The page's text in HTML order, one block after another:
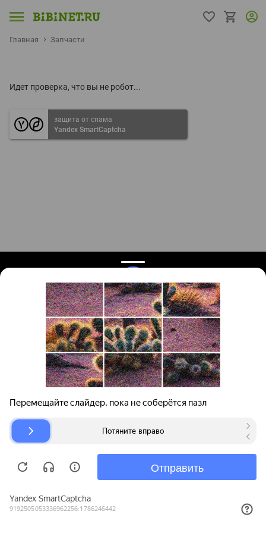
Главная Запчасти
Идет проверка, что вы не робот...
защита от спама
Yandex SmartCaptcha
Поиск запчастей
Для автокомпаний
Авторазборки
О проекте
Помощь
Карта сайта
© bibinet.ru - система поиска запчастей,
Copyright 2010-2026 Все права защищены